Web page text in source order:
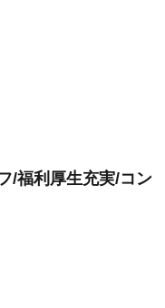
/福利厚生充実/コン